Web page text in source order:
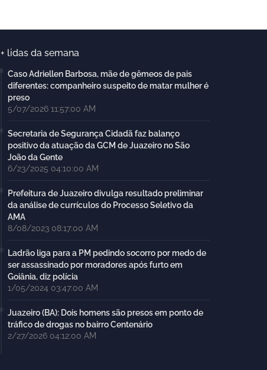
+ lidas da semana
Caso Adriellen Barbosa, mãe de gêmeos de pais
diferentes: companheiro suspeito de matar mulher é
preso
5/07/2026 11:57:00 AM
Secretaria de Segurança Cidadã faz balanço
positivo da atuação da GCM de Juazeiro no São
João da Gente
6/23/2025 04:10:00 AM
Prefeitura de Juazeiro divulga resultado preliminar
da análise de currículos do Processo Seletivo da
AMA
8/08/2023 08:17:00 AM
Ladrão liga para a PM pedindo socorro por medo de
ser assassinado por moradores após furto em
Goiânia, diz polícia
1/05/2024 03:47:00 AM
Juazeiro (BA): Dois homens são presos em ponto de
tráfico de drogas no bairro Centenário
2/27/2026 04:12:00 AM